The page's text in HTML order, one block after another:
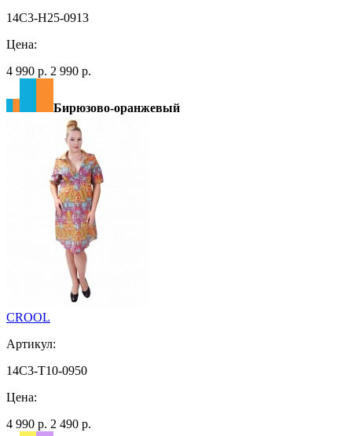
14C3-H25-0913
Цена:
4 990 р. 2 990 р.
Бирюзово-оранжевый
CROOL
Артикул:
14C3-T10-0950
Цена:
4 990 р. 2 490 р.